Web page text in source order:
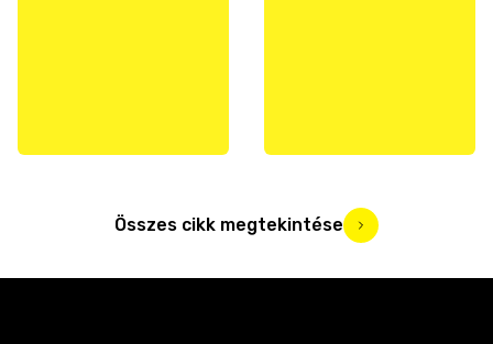
Összes cikk megtekintése